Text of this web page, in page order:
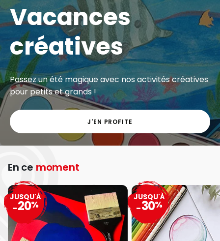
Vacances
créatives
Passez un été magique avec nos activités créatives
pour petits et grands !
J'EN PROFITE
En ce moment
JUSQU'À
-20%
JUSQU'À
-30%